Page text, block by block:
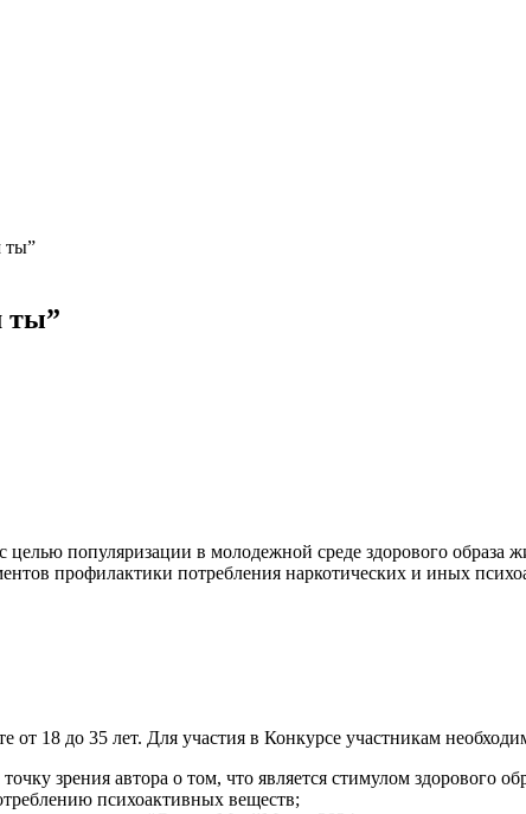
ты”
ты”
популяризации в молодежной среде здорового образа
профилактики потребления наркотических и иных
18 до 35 лет. Для участия в Конкурсе участникам
зрения автора о том, что является стимулом здорового
психоактивных веществ;